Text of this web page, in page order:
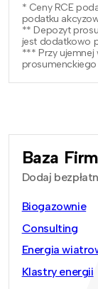
* Ceny RCE
podatku
** Depozyt
jest dodatkowo
*** Przy ujemnej
prosumenckiego
Baza Firm
Dodaj
Biogazownie
Consulting
Energia
Klastry energii